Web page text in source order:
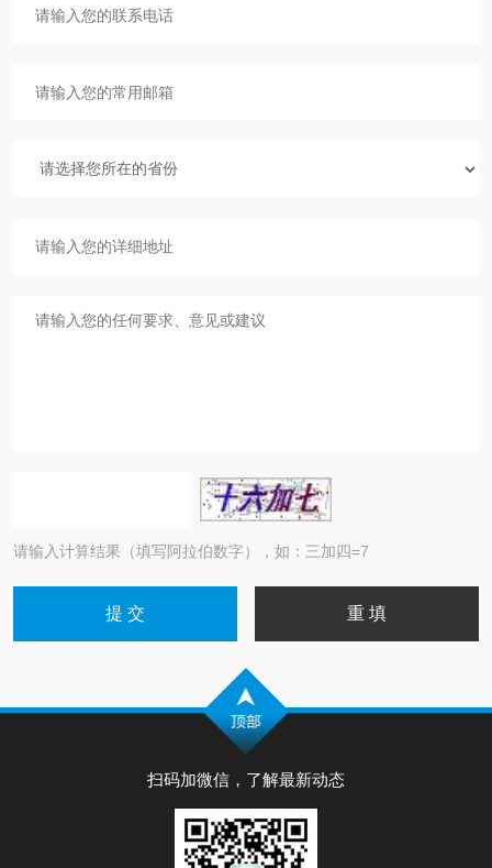
请输入计算结果（填写阿拉伯数字），如：三加四=7
扫码加微信，了解最新动态